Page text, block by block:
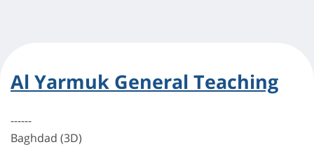
Al Yarmuk General Teaching
------
Baghdad (3D)